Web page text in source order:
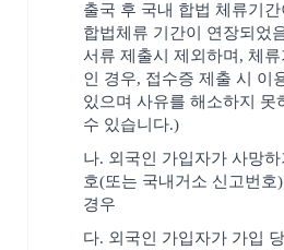
출국 후 국내 합법 체류기
합법체류 기간이 연장되었
서류 제출시 제외하며, 체
인 경우, 접수증 제출 시 이
있으며 사유를 해소하지 못
수 있습니다.)
나. 외국인 가입자가 사망
호(또는 국내거소 신고번호
경우
다. 외국인 가입자가 가입